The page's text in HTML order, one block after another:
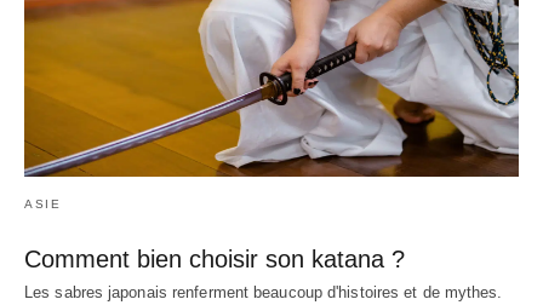
ASIE
Comment bien choisir son katana ?
Les sabres japonais renferment beaucoup d'histoires et de mythes.